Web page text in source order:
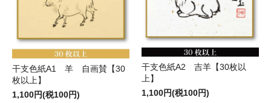
干支色紙A1 羊 自画賛【30
枚以上】
1,100円(税100円)
干支色紙A2 吉羊【30枚以
上】
1,100円(税100円)